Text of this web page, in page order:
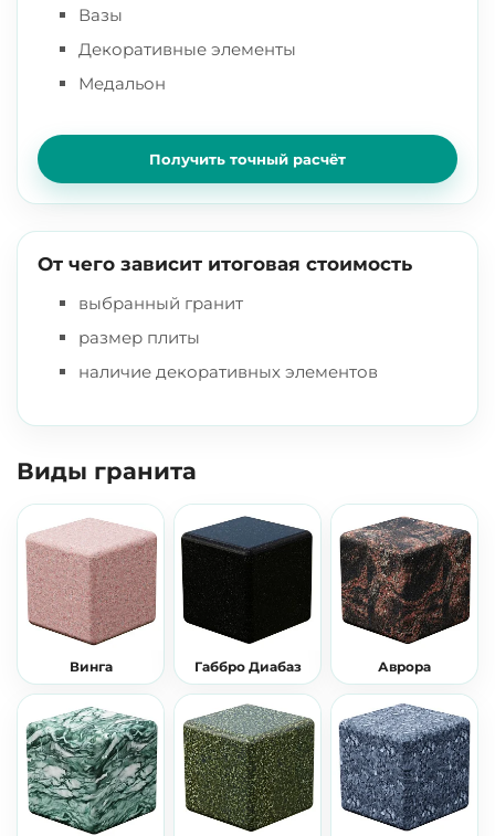
Вазы
Декоративные элементы
Медальон
Получить точный расчёт
От чего зависит итоговая стоимость
выбранный гранит
размер плиты
наличие декоративных элементов
Виды гранита
Винга Габбро Диабаз Аврора